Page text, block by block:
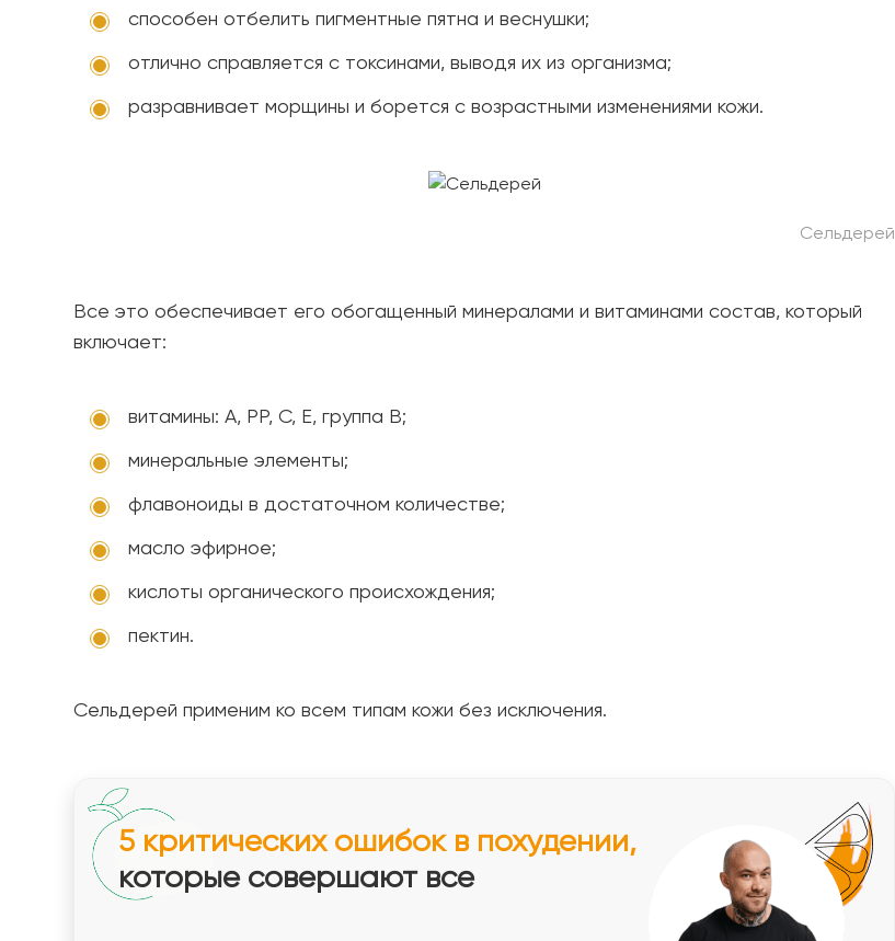
способен отбелить пигментные пятна и веснушки;
отлично справляется с токсинами, выводя их из организма;
разравнивает морщины и борется с возрастными изменениями кожи.
Сельдерей
Все это обеспечивает его обогащенный минералами и витаминами состав, который
включает:
витамины: А, РР, С, Е, группа В;
минеральные элементы;
флавоноиды в достаточном количестве;
масло эфирное;
кислоты органического происхождения;
пектин.
Сельдерей применим ко всем типам кожи без исключения.
5 критических ошибок в похудении,
которые совершают все